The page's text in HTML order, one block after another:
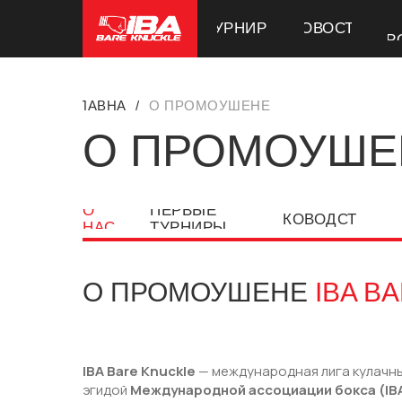
ТУРНИРЫ НОВОСТИ
ТУРНИРЫ НОВОСТИ
О
ГЛАВНАЯ/ О ПРОМОУШЕНЕ
О
НАС
ПЕРВЫЕ
ТУРНИРЫ
РУКОВОДСТВО
IBA Bare Knuckle — международная лига
эгидой Международной ассоциации бокса
О ПРОМОУШЕНЕ IBA